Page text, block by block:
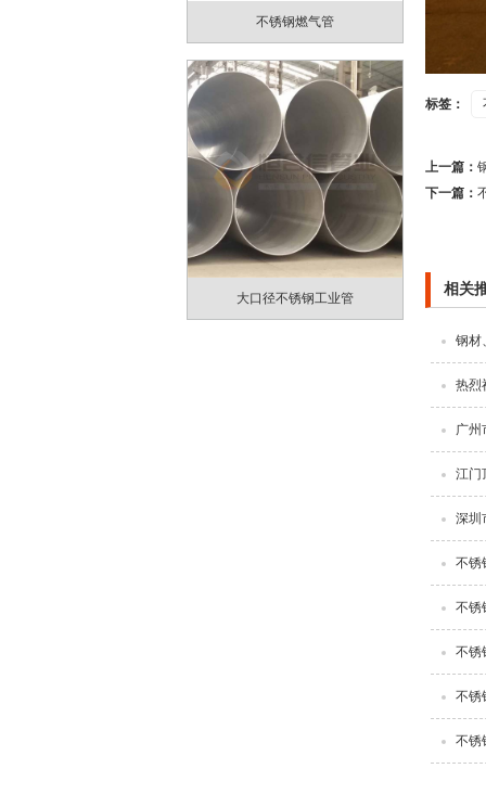
不锈钢燃气管
大口径不锈钢工业管
标签：
上一篇：
下一篇：
相关
钢材
热烈
广州
江门
深圳
不锈
不锈
不锈
不锈
不锈